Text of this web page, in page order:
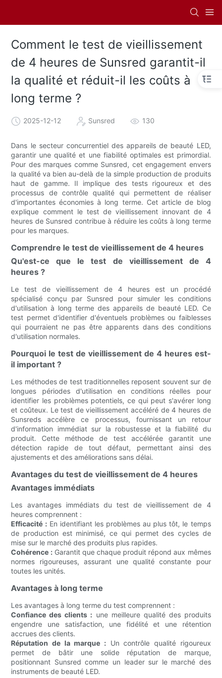
Comment le test de vieillissement
de 4 heures de Sunsred garantit-il
la qualité et réduit-il les coûts à
long terme ?
2025-12-12 Sunsred 130
Dans le secteur concurrentiel des appareils de beauté LED,
garantir une qualité et une fiabilité optimales est primordial.
Pour des marques comme Sunsred, cet engagement envers
la qualité va bien au-delà de la simple production de produits
haut de gamme. Il implique des tests rigoureux et des
processus de contrôle qualité qui permettent de réaliser
d'importantes économies à long terme. Cet article de blog
explique comment le test de vieillissement innovant de 4
heures de Sunsred contribue à réduire les coûts à long terme
pour les marques.
Comprendre le test de vieillissement de 4 heures
Qu'est-ce que le test de vieillissement de 4
heures ?
Le test de vieillissement de 4 heures est un procédé
spécialisé conçu par Sunsred pour simuler les conditions
d'utilisation à long terme des appareils de beauté LED. Ce
test permet d'identifier d'éventuels problèmes ou faiblesses
qui pourraient ne pas être apparents dans des conditions
d'utilisation normales.
Pourquoi le test de vieillissement de 4 heures est-
il important ?
Les méthodes de test traditionnelles reposent souvent sur de
longues périodes d'utilisation en conditions réelles pour
identifier les problèmes potentiels, ce qui peut s'avérer long
et coûteux. Le test de vieillissement accéléré de 4 heures de
Sunsreds accélère ce processus, fournissant un retour
d'information immédiat sur la robustesse et la fiabilité du
produit. Cette méthode de test accélérée garantit une
détection rapide de tout défaut, permettant ainsi des
ajustements et des améliorations sans délai.
Avantages du test de vieillissement de 4 heures
Avantages immédiats
Les avantages immédiats du test de vieillissement de 4
heures comprennent :
Efficacité :En identifiant les problèmes au plus tôt, le temps
de production est minimisé, ce qui permet des cycles de
mise sur le marché des produits plus rapides.
Cohérence :Garantit que chaque produit répond aux mêmes
normes rigoureuses, assurant une qualité constante pour
toutes les unités.
Avantages à long terme
Les avantages à long terme du test comprennent :
Confiance des clients : une meilleure qualité des produits
engendre une satisfaction, une fidélité et une rétention
accrues des clients.
Réputation de la marque : Un contrôle qualité rigoureux
permet de bâtir une solide réputation de marque,
positionnant Sunsred comme un leader sur le marché des
instruments de beauté LED.